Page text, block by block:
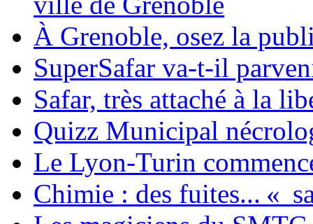
À Grenoble, osez la
SuperSafar va-t-il
Safar, très attaché à la
Quizz Municipal
Le Lyon-Turin
Chimie : des fuites... «